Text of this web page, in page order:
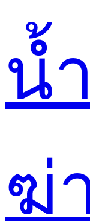
น้
ฆ่